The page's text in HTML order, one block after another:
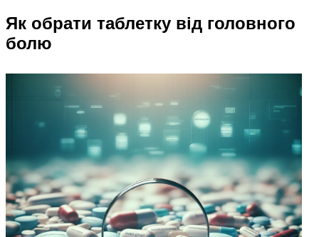
Як обрати таблетку від головного
болю